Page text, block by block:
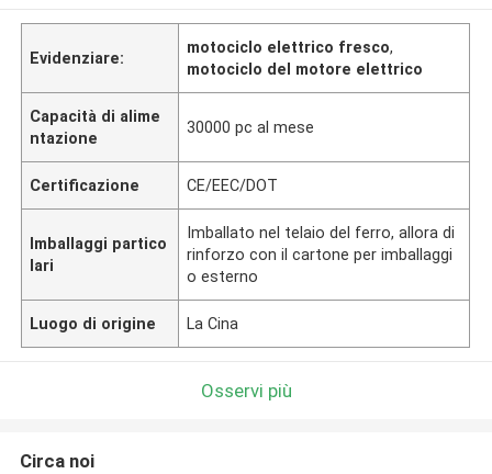
Evidenziare:
motociclo elettrico fresco,
motociclo del motore elettrico
Capacità di alime
ntazione
30000 pc al mese
Certificazione CE/EEC/DOT
Imballaggi partico
lari
Imballato nel telaio del ferro, allora di
rinforzo con il cartone per imballaggi
o esterno
Luogo di origine La Cina
Osservi più
Circa noi